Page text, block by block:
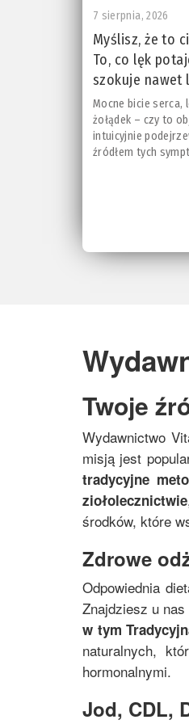
7 sierpnia, 2026
Myślisz, że to
To, co lęk
szokuje nawet
Mocne bicie serca,
żołądek – czy to
intuicyjnie
źródłem tych
Twoje
Wydawnictwo
misją jest
tradycyjne
ziołolecznictwie
środków, które
Zdrowe
Odpowiednia
Znajdziesz u
w tym
naturalnych,
hormonalnymi.
Jod, CDL,